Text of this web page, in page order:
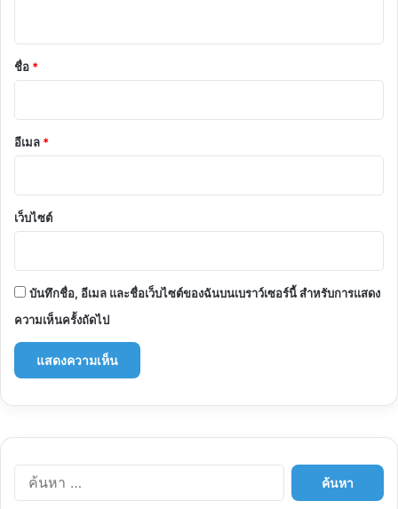
*
ชื่อ *
อีเมล *
เว็บไซต์
บันทึกชื่อ, อีเมล และชื่อเว็บไซต์ของฉันบนเบราว์เซอร์นี้ สำหรับการแสดง
ความเห็นครั้งถัดไป
ค้นหา